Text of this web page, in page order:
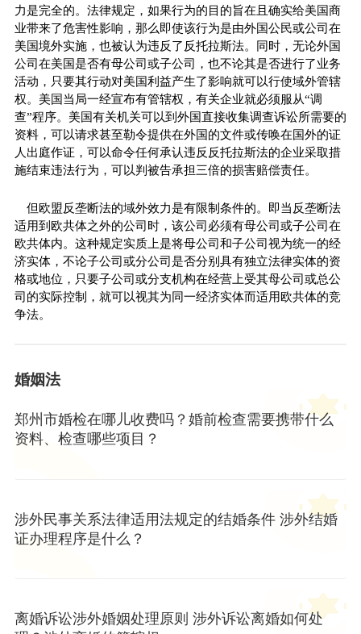
力是完全的。法律规定，如果行为的目的旨在且确实给美国商
业带来了危害性影响，那么即使该行为是由外国公民或公司在
美国境外实施，也被认为违反了反托拉斯法。同时，无论外国
公司在美国是否有母公司或子公司，也不论其是否进行了业务
活动，只要其行动对美国利益产生了影响就可以行使域外管辖
权。美国当局一经宣布有管辖权，有关企业就必须服从“调
查”程序。美国有关机关可以到外国直接收集调查诉讼所需要的
资料，可以请求甚至勒令提供在外国的文件或传唤在国外的证
人出庭作证，可以命令任何承认违反反托拉斯法的企业采取措
施结束违法行为，可以判被告承担三倍的损害赔偿责任。
但欧盟反垄断法的域外效力是有限制条件的。即当反垄断法
适用到欧共体之外的公司时，该公司必须有母公司或子公司在
欧共体内。这种规定实质上是将母公司和子公司视为统一的经
济实体，不论子公司或分公司是否分别具有独立法律实体的资
格或地位，只要子公司或分支机构在经营上受其母公司或总公
司的实际控制，就可以视其为同一经济实体而适用欧共体的竞
争法。
婚姻法
郑州市婚检在哪儿收费吗？婚前检查需要携带什么
资料、检查哪些项目？
涉外民事关系法律适用法规定的结婚条件 涉外结婚
证办理程序是什么？
离婚诉讼涉外婚姻处理原则 涉外诉讼离婚如何处